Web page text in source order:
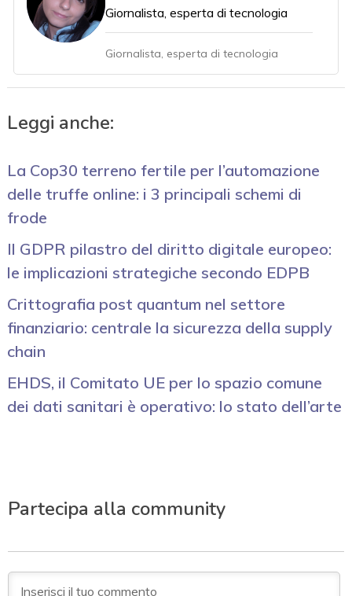
Giornalista, esperta di tecnologia
Giornalista, esperta di tecnologia
Leggi anche:
La Cop30 terreno fertile per l’automazione
delle truffe online: i 3 principali schemi di
frode
Il GDPR pilastro del diritto digitale europeo:
le implicazioni strategiche secondo EDPB
Crittografia post quantum nel settore
finanziario: centrale la sicurezza della supply
chain
EHDS, il Comitato UE per lo spazio comune
dei dati sanitari è operativo: lo stato dell’arte
Partecipa alla community